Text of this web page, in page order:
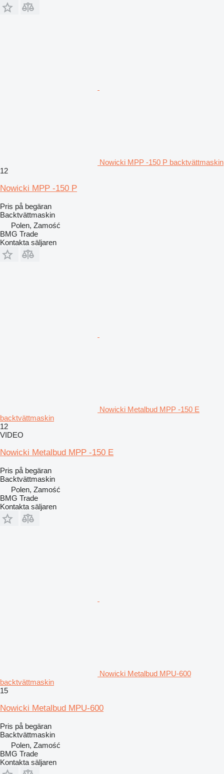
Nowicki MPP -150 P backtvättmaskin
12
Nowicki MPP -150 P
Pris på begäran
Backtvättmaskin
Polen, Zamość
BMG Trade
Kontakta säljaren
Nowicki Metalbud MPP -150 E
backtvättmaskin
12
VIDEO
Nowicki Metalbud MPP -150 E
Pris på begäran
Backtvättmaskin
Polen, Zamość
BMG Trade
Kontakta säljaren
Nowicki Metalbud MPU-600
backtvättmaskin
15
Nowicki Metalbud MPU-600
Pris på begäran
Backtvättmaskin
Polen, Zamość
BMG Trade
Kontakta säljaren